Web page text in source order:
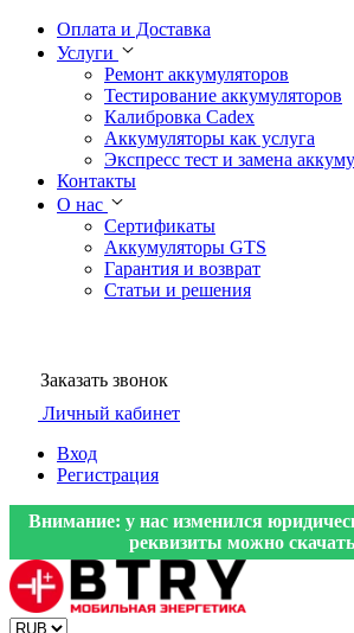
Оплата и Доставка
Услуги
Ремонт аккумуляторов
Тестирование аккумуляторов
Калибровка Cadex
Аккумуляторы как услуга
Экспресс тест и замена
Контакты
О нас
Сертификаты
Аккумуляторы GTS
Гарантия и возврат
Статьи и решения
Заказать звонок
Личный кабинет
Вход
Регистрация
Внимание: у нас изменился
реквизиты можно скачать